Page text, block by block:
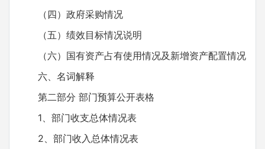
（四）政府采购情况
（五）绩效目标情况说明
（六）国有资产占有使用情况及新增资产配置情况
六、名词解释
第二部分 部门预算公开表格
1、部门收支总体情况表
2、部门收入总体情况表